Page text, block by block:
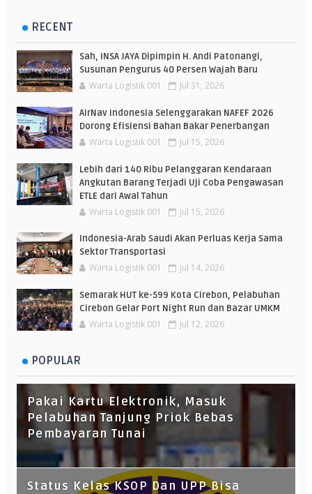
RECENT
Sah, INSA JAYA Dipimpin H. Andi Patonangi,
Susunan Pengurus 40 Persen Wajah Baru
Warta Logistik 001 Jul 31, 2026
AirNav Indonesia Selenggarakan NAFEF 2026
Dorong Efisiensi Bahan Bakar Penerbangan
Warta Logistik 001 Jul 15, 2026
Lebih dari 140 Ribu Pelanggaran Kendaraan
Angkutan Barang Terjadi Uji Coba Pengawasan
ETLE dari Awal Tahun
Warta Logistik 001 Jul 15, 2026
Indonesia-Arab Saudi Akan Perluas Kerja Sama
Sektor Transportasi
Warta Logistik 001 Jul 14, 2026
Semarak HUT ke-599 Kota Cirebon, Pelabuhan
Cirebon Gelar Port Night Run dan Bazar UMKM
Warta Logistik 001 Jul 12, 2026
POPULAR
Pakai Kartu Elektronik, Masuk
Pelabuhan Tanjung Priok Bebas
Pembayaran Tunai
Status Kelas KSOP Dan UPP Bisa